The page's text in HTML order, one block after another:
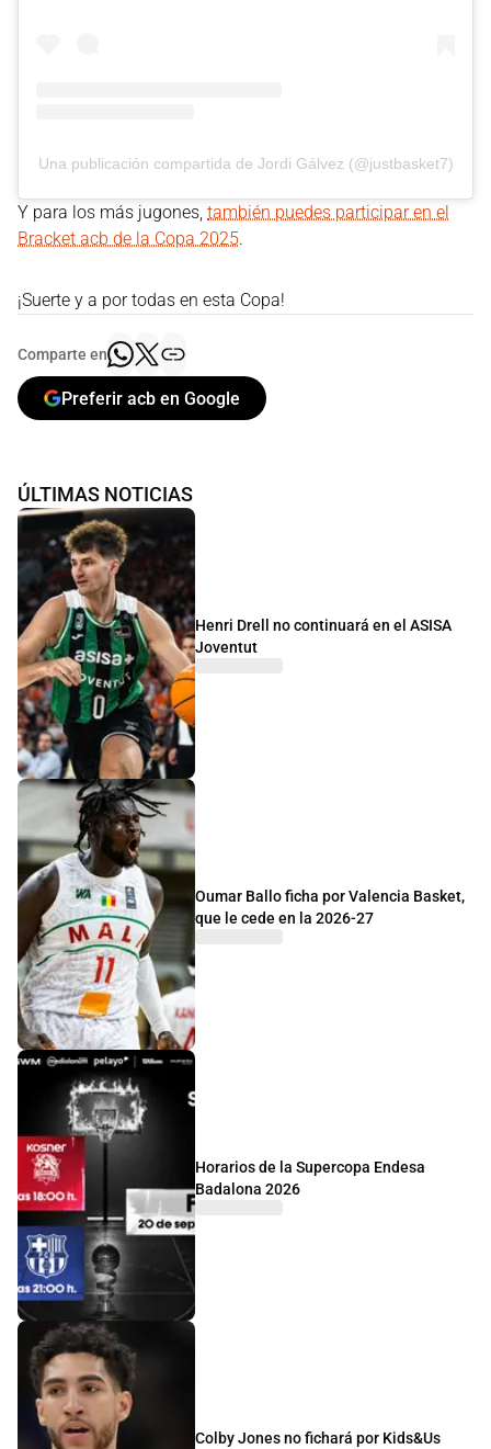
Una publicación compartida de Jordi Gálvez (@justbasket7)
Y para los más jugones, también puedes participar en el
Bracket acb de la Copa 2025.
¡Suerte y a por todas en esta Copa!
Comparte en
Preferir acb en Google
ÚLTIMAS NOTICIAS
Henri Drell no continuará en el ASISA
Joventut
Oumar Ballo ficha por Valencia Basket,
que le cede en la 2026-27
Horarios de la Supercopa Endesa
Badalona 2026
Colby Jones no fichará por Kids&Us